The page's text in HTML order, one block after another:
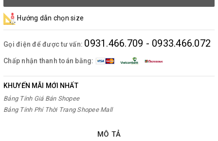
Hướng dẫn chọn size
Gọi điện để được tư vấn: 0931.466.709 - 0933.466.072
Chấp nhận thanh toán bằng:
KHUYẾN MÃI MỚI NHẤT
Bảng Tính Giá Bán Shopee
Bảng Tính Phí Thời Trang Shopee Mall
MÔ TẢ